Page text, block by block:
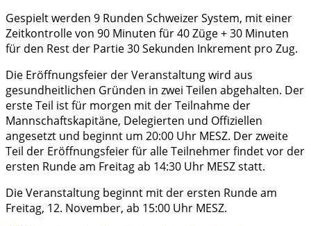
Gespielt werden 9 Runden Schweizer System, mit einer
Zeitkontrolle von 90 Minuten für 40 Züge + 30 Minuten
für den Rest der Partie 30 Sekunden Inkrement pro Zug.
Die Eröffnungsfeier der Veranstaltung wird aus
gesundheitlichen Gründen in zwei Teilen abgehalten. Der
erste Teil ist für morgen mit der Teilnahme der
Mannschaftskapitäne, Delegierten und Offiziellen
angesetzt und beginnt um 20:00 Uhr MESZ. Der zweite
Teil der Eröffnungsfeier für alle Teilnehmer findet vor der
ersten Runde am Freitag ab 14:30 Uhr MESZ statt.
Die Veranstaltung beginnt mit der ersten Runde am
Freitag, 12. November, ab 15:00 Uhr MESZ.